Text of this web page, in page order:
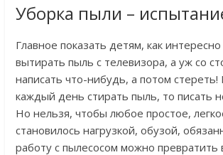
Уборка пыли –
Главное показать детям, как
вытирать пыль с телевизора, а уж со
написать что-нибудь, а потом стереть!
каждый день стирать пыль, то писать
Но нельзя, чтобы любое простое,
становилось нагрузкой, обузой,
работу с пылесосом можно превратить